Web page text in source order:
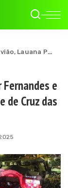
e Dorgival Dantas agitam 3ª noite de Cruz das Almas
e
de Cruz das